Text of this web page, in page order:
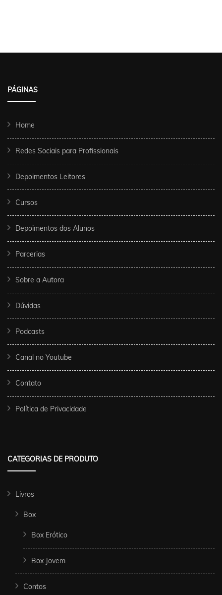
PÁGINAS
Home
Redes Sociais para Profissionais
Depoimentos Leitores
Cursos
Depoimentos dos Alunos
Parcerias
Sobre a Autora
Dúvidas
Podcasts
Canal no Youtube
Contato
Política de Privacidade
CATEGORIAS DE PRODUTO
Livros
Box
Box Erótico
Box Jovem
Contos